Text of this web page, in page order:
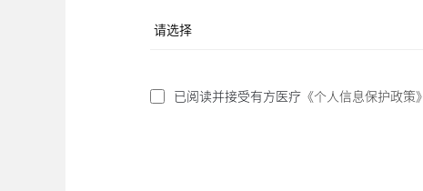
已阅读并接受有方医疗《个人信息保护政策》